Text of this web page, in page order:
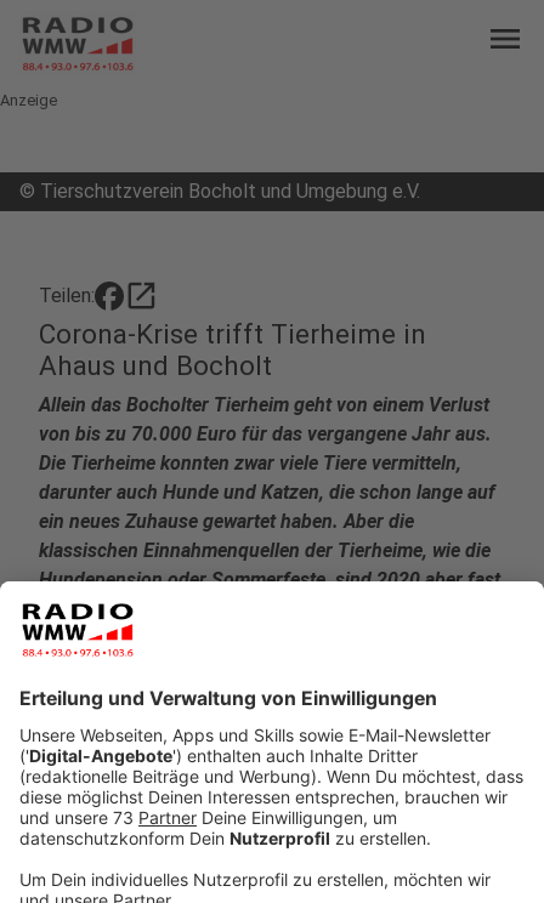
menu
Anzeige
© Tierschutzverein Bocholt und Umgebung e.V.
Teilen: open_in_new
Corona-Krise trifft Tierheime in
Ahaus und Bocholt
Allein das Bocholter Tierheim geht von einem Verlust
von bis zu 70.000 Euro für das vergangene Jahr aus.
Die Tierheime konnten zwar viele Tiere vermitteln,
darunter auch Hunde und Katzen, die schon lange auf
ein neues Zuhause gewartet haben. Aber die
klassischen Einnahmenquellen der Tierheime, wie die
Hundepension oder Sommerfeste, sind 2020 aber fast
komplett weggefallen.
Veröffentlicht:
Die beiden Tierheime in Ahaus und Bocholt
hoffen, dass sich die Situation in diesem
Sommer wieder normalisiert